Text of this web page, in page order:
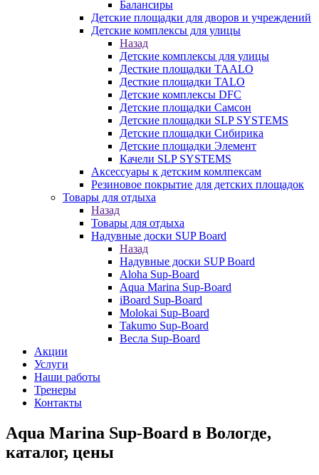
Балансиры
Детские площадки для дворов и учреждений
Детские комплексы для улицы
Назад
Детские комплексы для улицы
Десткие площадки TAALO
Десткие площадки TALO
Детские комплексы DFC
Детские площадки Самсон
Детские площадки SLP SYSTEMS
Детские площадки Сибирика
Детские площадки Элемент
Качели SLP SYSTEMS
Аксессуары к детским комлпексам
Резиновое покрытие для детских площадок
Товары для отдыха
Назад
Товары для отдыха
Надувные доски SUP Board
Назад
Надувные доски SUP Board
Aloha Sup-Board
Aqua Marina Sup-Board
iBoard Sup-Board
Molokai Sup-Board
Takumo Sup-Board
Весла Sup-Board
Акции
Услуги
Наши работы
Тренеры
Контакты
Aqua Marina Sup-Board в Вологде,
каталог, цены